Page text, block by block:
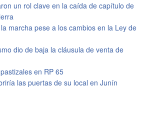
un rol clave en la caída de capítulo de
marcha pese a los cambios en la Ley de
dio de baja la cláusula de venta de
en RP 65
las puertas de su local en Junín